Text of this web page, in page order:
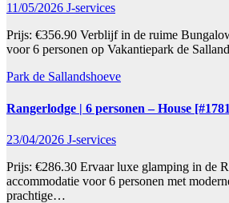
11/05/2026 J-services
Prijs: €356.90 Verblijf in de ruime
voor 6 personen op Vakantiepark de
Park de Sallandshoeve
Rangerlodge | 6 personen – House
23/04/2026 J-services
Prijs: €286.30 Ervaar luxe glamping in de
accommodatie voor 6 personen met
prachtige…